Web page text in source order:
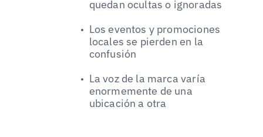
quedan ocultas o ignoradas
Los eventos y promociones
locales se pierden en la
confusión
La voz de la marca varía
enormemente de una
ubicación a otra